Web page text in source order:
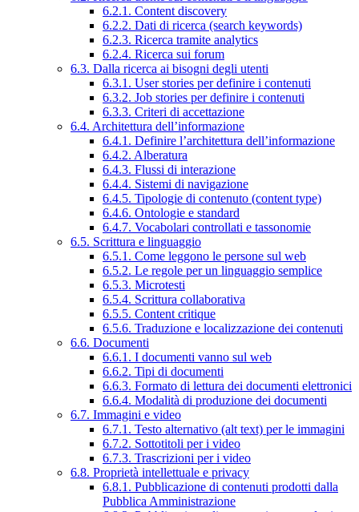
6.2.1. Content discovery
6.2.2. Dati di ricerca (search keywords)
6.2.3. Ricerca tramite analytics
6.2.4. Ricerca sui forum
6.3. Dalla ricerca ai bisogni degli utenti
6.3.1. User stories per definire i contenuti
6.3.2. Job stories per definire i contenuti
6.3.3. Criteri di accettazione
6.4. Architettura dell’informazione
6.4.1. Definire l’architettura dell’informazione
6.4.2. Alberatura
6.4.3. Flussi di interazione
6.4.4. Sistemi di navigazione
6.4.5. Tipologie di contenuto (content type)
6.4.6. Ontologie e standard
6.4.7. Vocabolari controllati e tassonomie
6.5. Scrittura e linguaggio
6.5.1. Come leggono le persone sul web
6.5.2. Le regole per un linguaggio semplice
6.5.3. Microtesti
6.5.4. Scrittura collaborativa
6.5.5. Content critique
6.5.6. Traduzione e localizzazione dei contenuti
6.6. Documenti
6.6.1. I documenti vanno sul web
6.6.2. Tipi di documenti
6.6.3. Formato di lettura dei documenti elettronici
6.6.4. Modalità di produzione dei documenti
6.7. Immagini e video
6.7.1. Testo alternativo (alt text) per le immagini
6.7.2. Sottotitoli per i video
6.7.3. Trascrizioni per i video
6.8. Proprietà intellettuale e privacy
6.8.1. Pubblicazione di contenuti prodotti dalla
Pubblica Amministrazione